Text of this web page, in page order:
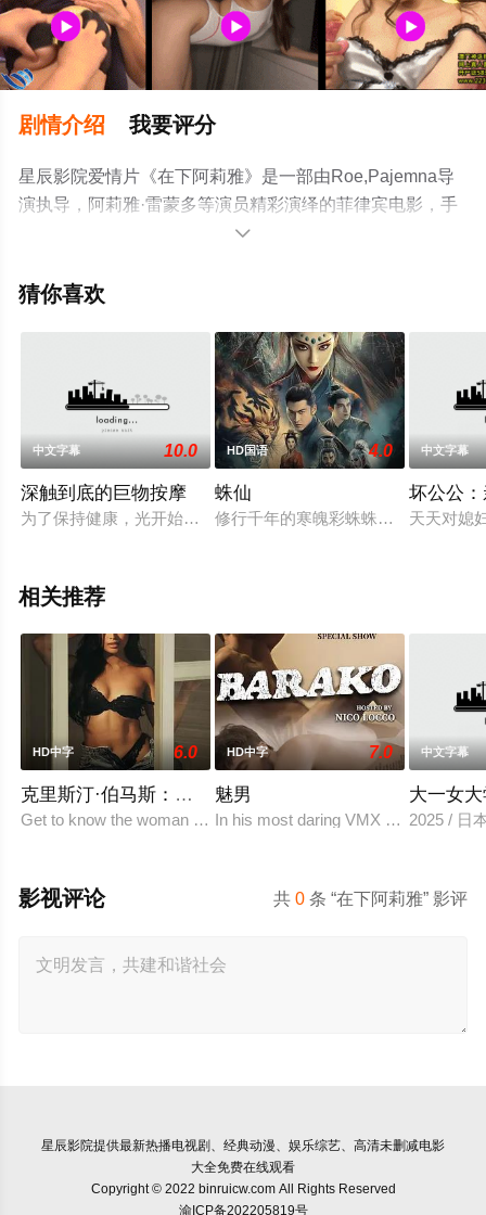
剧情介绍 我要评分
星辰影院爱情片《在下阿莉雅》是一部由Roe,Pajemna导
演执导，阿莉雅·雷蒙多等演员精彩演绎的菲律宾电影，手
机免费观看高清无删减完整版电影大全就上星辰电影网，
了解。

猜你喜欢
中文字幕 10.0
深触到底的巨物按摩
为了保持健康，光开始跑步。然而不久之后，她就受伤了。在
HD国语 4.0
蛛仙
修行千年的寒魄彩蛛蛛儿受佛祖点化
中文字幕
坏公公
天天对媳
相关推荐
HD中字 6.0
克里斯汀·伯马斯：自始至终
Get to know the woman behind the daring roles as Christine Ber
HD中字 7.0
魅男
In his most daring VMX appearance
中文字幕
大一女
2025 / 日
共0 条 “在下阿莉雅” 影评
影视评论
星辰影院提供最新热播电视剧、经典动漫、娱乐综艺、高清未删减电影
大全免费在线观看
Copyright © 2022 binruicw.com All Rights Reserved
渝ICP备202205819号